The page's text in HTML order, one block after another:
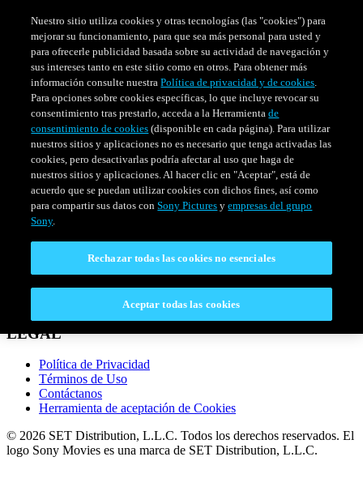
PELÍCULASSERIESHORARIO
Venezuela
CONECTAR
Contáctanos
Preguntas Frecuentes
LEGAL
Política de Privacidad
Términos de Uso
Contáctanos
Herramienta de aceptación de Cookies
© 2026 SET Distribution, L.L.C. Todos los derechos reservados. El
logo Sony Movies es una marca de SET Distribution, L.L.C.
Nuestro sitio utiliza cookies y otras tecnologías (las "cookies") para
mejorar su funcionamiento, para que sea más personal para usted y
para ofrecerle publicidad basada sobre su actividad de navegación y
sus intereses tanto en este sitio como en otros. Para obtener más
información consulte nuestraPolítica de privacidad y de cookies.
Para opciones sobre cookies específicas, lo que incluye revocar su
consentimiento tras prestarlo, acceda a la Herramientade
consentimiento de cookies (disponible en cada página). Para utilizar
nuestros sitios y aplicaciones no es necesario que tenga activadas las
cookies, pero desactivarlas podría afectar al uso que haga de
nuestros sitios y aplicaciones. Al hacer clic en "Aceptar", está de
acuerdo que se puedan utilizar cookies con dichos fines, así como
para compartir sus datos conSony Pictures yempresas del grupo
Sony.
Rechazar todas las cookies no esenciales
Aceptar todas las cookies